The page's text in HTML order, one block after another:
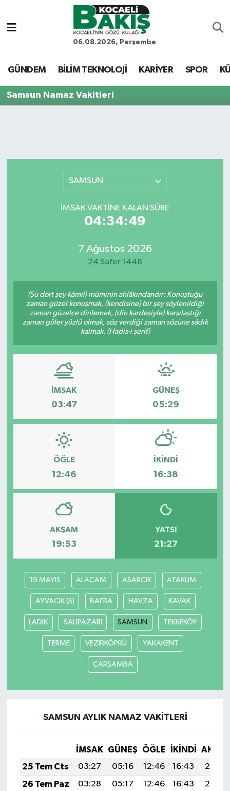
06.08.2026, Perşembe
GÜNDEM BİLİM TEKNOLOJİ KARİYER SPOR
Samsun Namaz Vakitleri
SAMSUN
İMSAK VAKTINE KALAN SÜRE
04:34:49
7 Ağustos 2026
24 Safer 1448
(Şu dört şey kâmil) müminin ahlâkındandır: Konuştuğu
zaman güzel konuşmak, (kendisine) bir şey söylenildiği
zaman güzelce dinlemek, (din kardeşiyle) karşılaştığı
zaman güler yüzlü olmak, söz verdiği zaman sözüne sâdık
kalmak. (Hadis-i şerif)
İMSAK
03:47
GÜNEŞ
05:29
ÖĞLE
12:46
İKINDI
16:38
AKŞAM
19:53
YATSI
21:27
19 MAYIS ALAÇAM ASARCIK ATAKUM
AYVACIK (S) BAFRA HAVZA KAVAK
LADİK SALIPAZARI SAMSUN TEKKEKÖY
TERME VEZİRKÖPRÜ YAKAKENT
ÇARŞAMBA
SAMSUN AYLIK NAMAZ VAKITLERI
İMSAK GÜNEŞ ÖĞLE İKINDI
25 Tem Cts
03:27 05:16 12:46 16:43
20:07
26 Tem Paz
03:28 05:17 12:46 16:43
20:06
Kocaeli Nöbetçi Eczaneler
Kocaeli Hava Durumu
Kocaeli Trafik Yoğunluk Haritası
Son Dakika Haberleri